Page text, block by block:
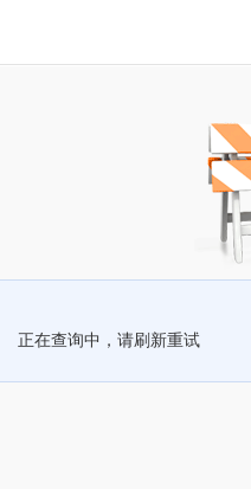
正在查询中，请刷新重试